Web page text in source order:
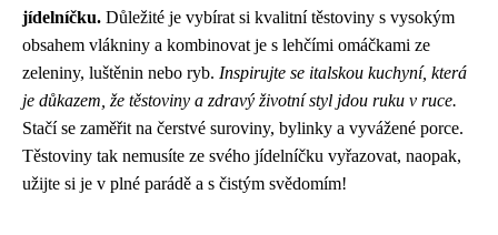
jídelníčku. Důležité je vybírat si kvalitní těstoviny s vysokým
obsahem vlákniny a kombinovat je s lehčími omáčkami ze
zeleniny, luštěnin nebo ryb. Inspirujte se italskou kuchyní, která
je důkazem, že těstoviny a zdravý životní styl jdou ruku v ruce.
Stačí se zaměřit na čerstvé suroviny, bylinky a vyvážené porce.
Těstoviny tak nemusíte ze svého jídelníčku vyřazovat, naopak,
užijte si je v plné parádě a s čistým svědomím!